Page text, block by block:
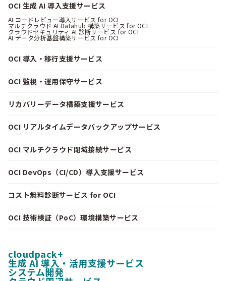
OCI 生成 AI 導入支援サービス
AI コードレビュー導入サービス for OCI
マルチクラウド AI Datahub 構築サービス for OCI
クラウドセキュリティ AI 診断サービス for OCI
AI データ分析基盤構築サービス for OCI
OCI 導入・移行支援サービス
OCI 監視・運用保守サービス
リカバリーデータ構築支援サービス
OCI リアルタイムデータバックアップサービス
OCI マルチクラウド閉域接続サービス
OCI DevOps（CI/CD）導入支援サービス
コスト無料診断サービス for OCI
OCI 技術検証（PoC）環境構築サービス
cloudpack+
生成 AI 導入・活用支援サービス
システム開発